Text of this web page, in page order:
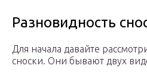
Разновидность
Для начала давайте
сноски. Они бывают двух